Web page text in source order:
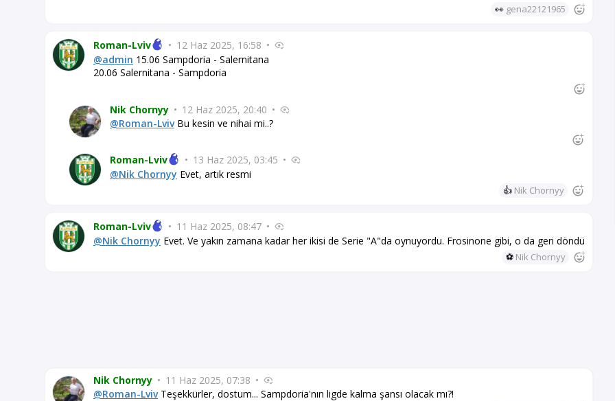
👀 gena22121965
Roman-Lviv • 12 Haz 2025, 16:58 •
@admin 15.06 Sampdoria - Salernitana
20.06 Salernitana - Sampdoria
Nik Chornyy • 12 Haz 2025, 20:40 •
@Roman-LvivBu kesin ve nihai mi..?
Roman-Lviv • 13 Haz 2025, 03:45 •
@Nik Chornyy Evet, artık resmi
👍 Nik Chornyy
Roman-Lviv • 11 Haz 2025, 08:47 •
@Nik Chornyy Evet. Ve yakın zamana kadar her ikisi de Serie "A"da oynuyordu. Frosinone gibi, o da geri döndü
⚽ Nik Chornyy
Nik Chornyy • 11 Haz 2025, 07:38 •
@Roman-LvivTeşekkürler, dostum... Sampdoria'nın ligde kalma şansı olacak mı?!